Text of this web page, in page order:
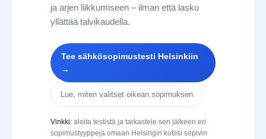
ja arjen liikkumiseen – ilman että lasku
yllättää talvikaudella.
Tee sähkösopimustesti Helsinkiin
→
Lue, miten valitset oikean sopimuksen
Vinkki: aloita testistä ja tarkastele sen jälkeen eri
sopimustyyppejä omaan Helsingin kotiisi sopivin